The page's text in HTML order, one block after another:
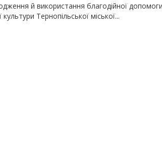
й використання благодійної
Тернопільської міської...